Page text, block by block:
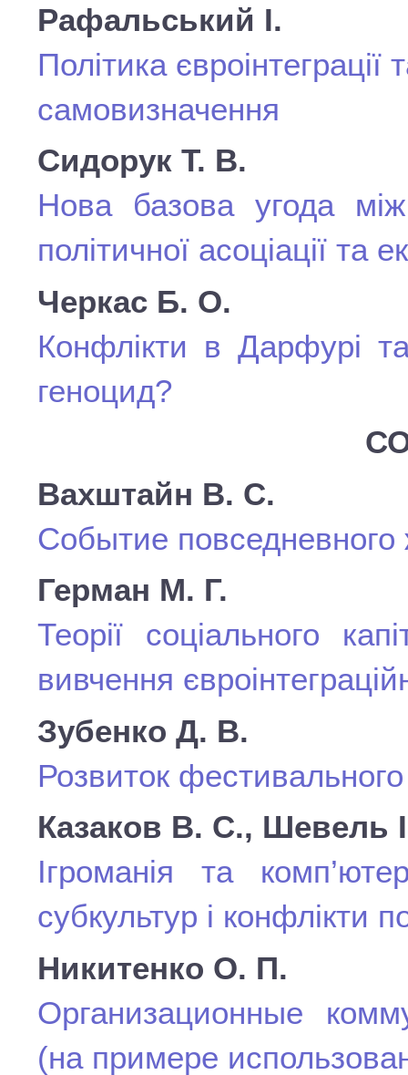
Рафальський І.
Політика євроінтеграції
самовизначення
Сидорук Т. В.
Нова базова угода
політичної асоціації та
Черкас Б. О.
Конфлікти в Дарфурі
геноцид?
Вахштайн В. С.
Событие повседневного
Герман М. Г.
Теорії соціального
вивчення
Зубенко Д. В.
Розвиток фестивального
Казаков В. С., Шевель
Ігроманія та
субкультур і конфлікти
Никитенко О. П.
Организационные
(на примере